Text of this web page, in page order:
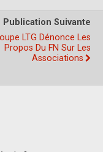
Publication Suivante
LTG Dénonce Les
Propos Du FN Sur Les
Associations